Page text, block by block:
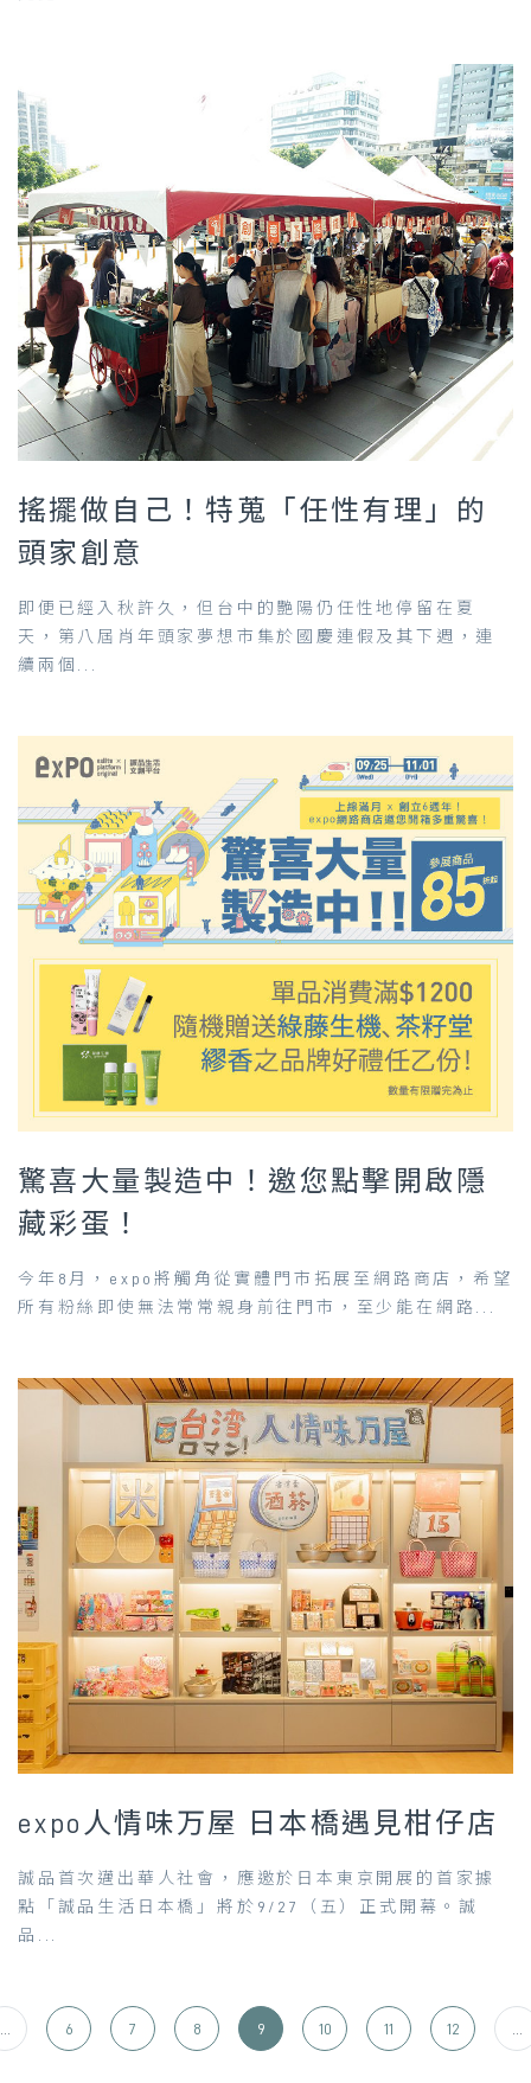
搖擺做自己！特蒐「任性有理」的
頭家創意
即便已經入秋許久，但台中的艷陽仍任性地停留在夏
天，第八屆肖年頭家夢想市集於國慶連假及其下週，連
續兩個...
驚喜大量製造中！邀您點擊開啟隱
藏彩蛋！
今年8月，expo將觸角從實體門市拓展至網路商店，希望
所有粉絲即使無法常常親身前往門市，至少能在網路...
expo人情味万屋 日本橋遇見柑仔店
誠品首次邁出華人社會，應邀於日本東京開展的首家據
點「誠品生活日本橋」將於9/27（五）正式開幕。誠
品...
6 7 8 9 10 11 12